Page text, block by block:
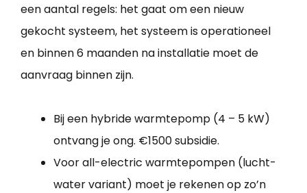
een aantal regels: het gaat om een nieuw
gekocht systeem, het systeem is operationeel
en binnen 6 maanden na installatie moet de
aanvraag binnen zijn.
Bij een hybride warmtepomp (4 – 5 kW)
ontvang je ong. €1500 subsidie.
Voor all-electric warmtepompen (lucht-
water variant) moet je rekenen op zo’n